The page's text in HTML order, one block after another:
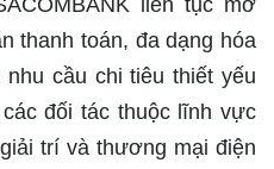
thanh toán, đa dạng hóa
cầu chi tiêu thiết yếu
đối tác thuộc lĩnh vực
trí và thương mại điện